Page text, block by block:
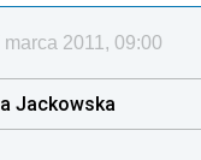
marca 2011, 09:00
Jackowska